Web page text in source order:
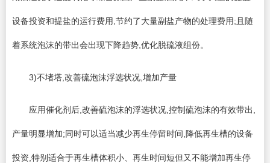
设备投资和提盐的运行费用,节约了大量副盐产物的处理费用;且随
着系统泡沫的带出会出现下降趋势,优化脱硫液组份。
3)不堵塔,改善硫泡沫浮选状况,增加产量
应用催化剂后,改善硫泡沫的浮选状况,控制硫泡沫的有效带出,
产量明显增加;同时可以适当减少再生停留时间,降低再生槽的设备
投资,特别适合于再生槽体积小、再生时间短但又不能增加再生停